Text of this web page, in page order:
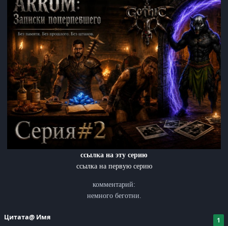
ссылка на эту серию
ссылка на первую серию
комментарий:
немного беготни.
Цитата@ Имя 1